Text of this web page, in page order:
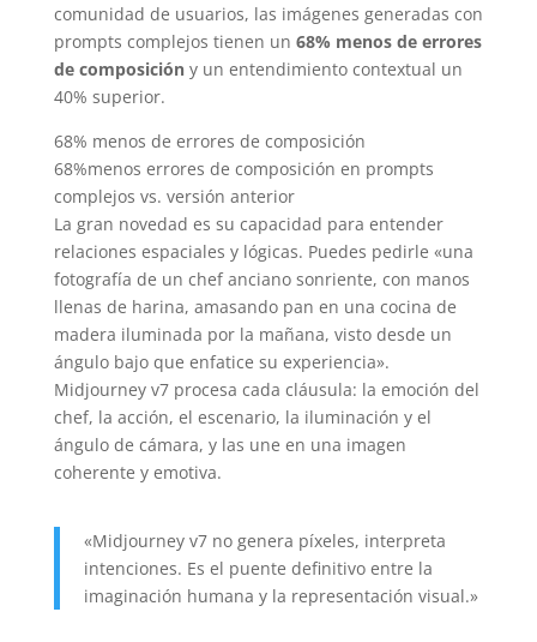
comunidad de usuarios, las imágenes generadas con
prompts complejos tienen un 68% menos de errores
de composicióny un entendimiento contextual un
40% superior.
68% menos de errores de composición
68%menos errores de composición en prompts
complejos vs. versión anterior
La gran novedad es su capacidad para entender
relaciones espaciales y lógicas. Puedes pedirle «una
fotografía de un chef anciano sonriente, con manos
llenas de harina, amasando pan en una cocina de
madera iluminada por la mañana, visto desde un
ángulo bajo que enfatice su experiencia».
Midjourney v7 procesa cada cláusula: la emoción del
chef, la acción, el escenario, la iluminación y el
ángulo de cámara, y las une en una imagen
coherente y emotiva.
«Midjourney v7 no genera píxeles, interpreta
intenciones. Es el puente definitivo entre la
imaginación humana y la representación visual.»